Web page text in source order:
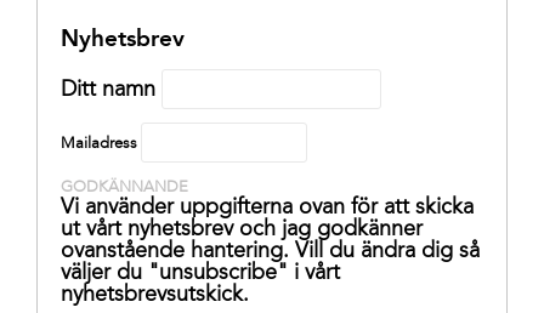
Nyhetsbrev
Ditt namn
Mailadress
GODKÄNNANDE
Vi använder uppgifterna ovan för att skicka
ut vårt nyhetsbrev och jag godkänner
ovanstående hantering. Vill du ändra dig så
väljer du "unsubscribe" i vårt
nyhetsbrevsutskick.